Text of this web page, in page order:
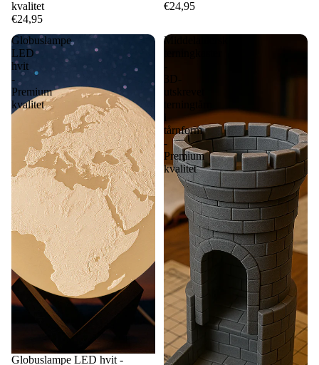
kvalitet
€24,95
€24,95
Globuslampe
LED
hvit
-
Premium
kvalitet
Globuslampe LED hvit -
Middelaldersk
tårnform
-
Premium
kvalitet